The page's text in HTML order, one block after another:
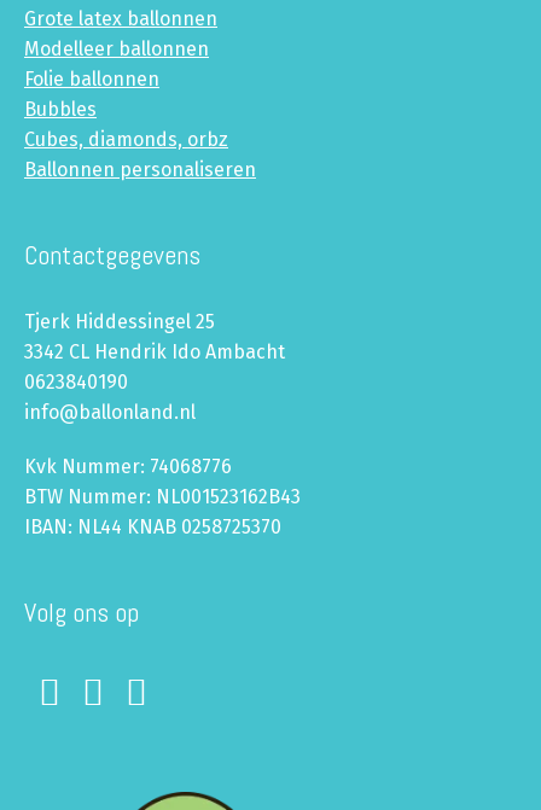
Grote latex ballonnen
Modelleer ballonnen
Folie ballonnen
Bubbles
Cubes, diamonds, orbz
Ballonnen personaliseren
Contactgegevens
Tjerk Hiddessingel 25
3342 CL Hendrik Ido Ambacht
0623840190
info@ballonland.nl
Kvk Nummer: 74068776
BTW Nummer: NL001523162B43
IBAN: NL44 KNAB 0258725370
Volg ons op